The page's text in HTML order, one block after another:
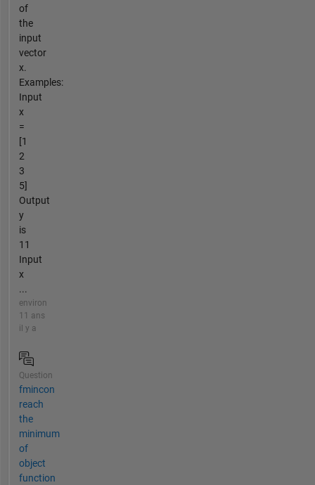
of
the
input
vector
x.
Examples:
Input
x
=
[1
2
3
5]
Output
y
is
11
Input
x
...
environ
11 ans
il y a
Question
fmincon
reach
the
minimum
of
object
function